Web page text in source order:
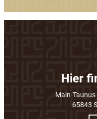
Hier
Main-
65843